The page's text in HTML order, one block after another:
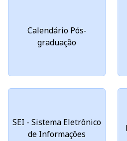
Calendário Pós-
graduação
SEI - Sistema Eletrônico
de Informações